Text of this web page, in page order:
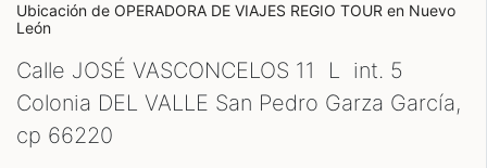
Ubicación de OPERADORA DE VIAJES REGIO TOUR en Nuevo
León
Calle JOSÉ VASCONCELOS 11 L int. 5
Colonia DEL VALLE San Pedro Garza García,
cp 66220